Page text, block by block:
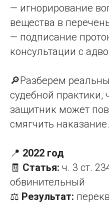
— игнорирование
вещества в
— подписание
консультации с
🔎Разберем
судебной практики,
защитник может
смягчить наказание.
📍 2022 год
🧾 Статья: ч. 3 ст.
обвинительный
⚖️ Результат: